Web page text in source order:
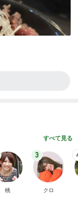
すべて見る
桃
3
クロ